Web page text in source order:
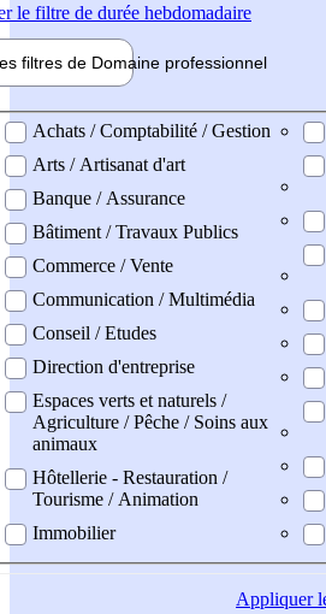
le filtre de durée hebdomadaire
filtres de Domaine professionnel
professionel
Achats / Comptabilité / Gestion
Arts / Artisanat d'art
Banque / Assurance
Bâtiment / Travaux Publics
Commerce / Vente
Communication / Multimédia
Conseil / Etudes
Direction d'entreprise
Espaces verts et naturels /
Agriculture / Pêche / Soins aux
animaux
Hôtellerie - Restauration /
Tourisme / Animation
Immobilier
Appliquer